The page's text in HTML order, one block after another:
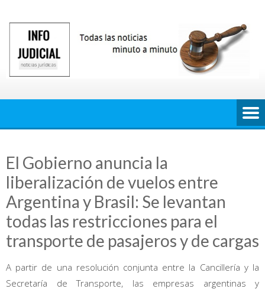
contenido
El Gobierno anuncia la
liberalización de vuelos entre
Argentina y Brasil: Se levantan
todas las restricciones para el
transporte de pasajeros y de cargas
A partir de una resolución conjunta entre la Cancillería y la
Secretaría de Transporte, las empresas argentinas y